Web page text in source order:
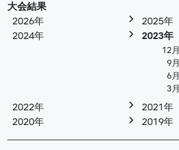
大会結果
2026年
2025年
2024年
2023年
12月
9月
6月
3月
2022年
2021年
2020年
2019年